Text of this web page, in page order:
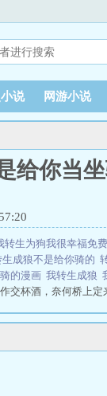
说 网游小说
给你当
转生为狗我很幸福免
生成狼不是给你骑的
的漫画 我转生成狼
交杯酒，奈何桥上
的话。“是不是又